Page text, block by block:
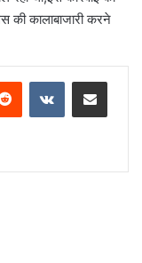
की कालाबाजारी करने